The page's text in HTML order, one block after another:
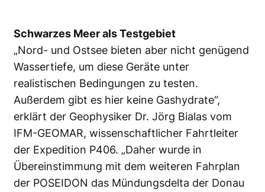
Schwarzes Meer als Testgebiet
„Nord- und Ostsee bieten aber nicht genügend
Wassertiefe, um diese Geräte unter
realistischen Bedingungen zu testen.
Außerdem gibt es hier keine Gashydrate“,
erklärt der Geophysiker Dr. Jörg Bialas vom
IFM-GEOMAR, wissenschaftlicher Fahrtleiter
der Expedition P406. „Daher wurde in
Übereinstimmung mit dem weiteren Fahrplan
der POSEIDON das Mündungsdelta der Donau